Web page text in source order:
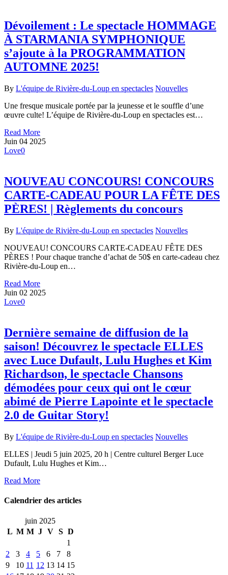
Dévoilement : Le spectacle HOMMAGE
À STARMANIA SYMPHONIQUE
s’ajoute à la PROGRAMMATION
AUTOMNE 2025!
By L'équipe de Rivière-du-Loup en spectacles Nouvelles
Une fresque musicale portée par la jeunesse et le souffle d’une
œuvre culte! L’équipe de Rivière-du-Loup en spectacles est…
Read More
Juin 04 2025
Love0
NOUVEAU CONCOURS! CONCOURS
CARTE-CADEAU POUR LA FÊTE DES
PÈRES! | Règlements du concours
By L'équipe de Rivière-du-Loup en spectacles Nouvelles
NOUVEAU! CONCOURS CARTE-CADEAU FÊTE DES
PÈRES ! Pour chaque tranche d’achat de 50$ en carte-cadeau chez
Rivière-du-Loup en…
Read More
Juin 02 2025
Love0
Dernière semaine de diffusion de la
saison! Découvrez le spectacle ELLES
avec Luce Dufault, Lulu Hughes et Kim
Richardson, le spectacle Chansons
démodées pour ceux qui ont le cœur
abimé de Pierre Lapointe et le spectacle
2.0 de Guitar Story!
By L'équipe de Rivière-du-Loup en spectacles Nouvelles
ELLES | Jeudi 5 juin 2025, 20 h | Centre culturel Berger Luce
Dufault, Lulu Hughes et Kim…
Read More
Calendrier des articles
juin 2025
L M M J V S D
1
2
3 4 5 6 7
8
9
10 11 12 13 14 15